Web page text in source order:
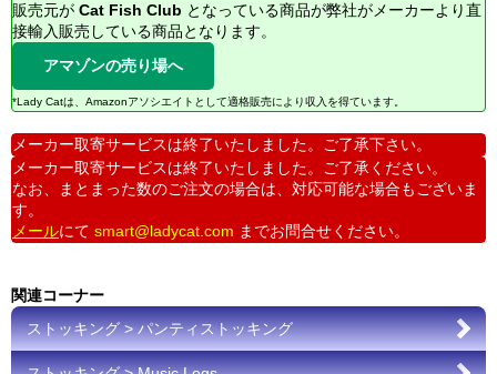
販売元が Cat Fish Club となっている商品が弊社がメーカーより直
接輸入販売している商品となります。
アマゾンの売り場へ
*Lady Catは、Amazonアソシエイトとして適格販売により収入を得ています。
メーカー取寄サービスは終了いたしました。ご了承下さい。
メーカー取寄サービスは終了いたしました。ご了承ください。
なお、まとまった数のご注文の場合は、対応可能な場合もございま
す。
メールにて smart@ladycat.com までお問合せください。
関連コーナー
ストッキング > パンティストッキング